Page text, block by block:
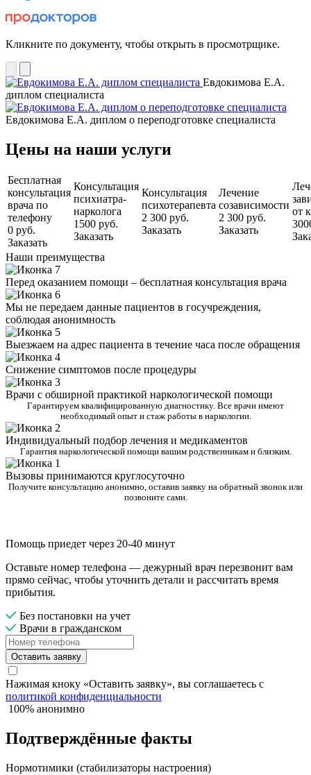
Кликните по документу, чтобы открыть в просмотрщике.
Евдокимова Е.А.
диплом специалиста
Евдокимова Е.А. диплом о переподготовке специалиста
Цены на наши услуги
Бесплатная
консультация
врача по
телефону
0 руб.
Заказать
Консультация
психиатра-
нарколога
1500 руб.
Заказать
Консультация
психотерапевта
2 300 руб.
Заказать
Лечение
созависимости
2 300 руб.
Заказать
от
Наши преимущества
Перед оказанием помощи – бесплатная консультация врача
Мы не передаем данные пациентов в госучреждения,
соблюдая анонимность
Выезжаем на адрес пациента в течение часа после обращения
Снижение симптомов после процедуры
Врачи с обширной практикой наркологической помощи
Гарантируем квалифицированную диагностику. Все врачи имеют
необходимый опыт и стаж работы в наркологии.
Индивидуальный подбор лечения и медикаментов
Гарантия наркологической помощи вашим родственникам и близким.
Вызовы принимаются круглосуточно
Получите консультацию анонимно, оставив заявку на обратный звонок или
позвоните сами.
Помощь приедет через 20-40 минут
Оставьте номер телефона — дежурный врач перезвонит вам
прямо сейчас, чтобы уточнить детали и рассчитать время
прибытия.
Без постановки на учет
Врачи в гражданском
Оставить заявку
Нажимая кноку «Оставить заявку», вы соглашаетесь с
политикой конфиденциальности
100% анонимно
Подтверждённые факты
Нормотимики (стабилизаторы настроения)